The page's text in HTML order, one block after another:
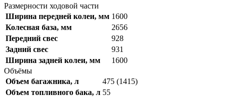
Размерности ходовой части
Ширина передней колеи, мм 1600
Колесная база, мм
2656
Передний свес
928
Задний свес
931
Ширина задней колеи, мм
1600
Объёмы
Объем багажника, л
475 (1415)
Объем топливного бака, л 55